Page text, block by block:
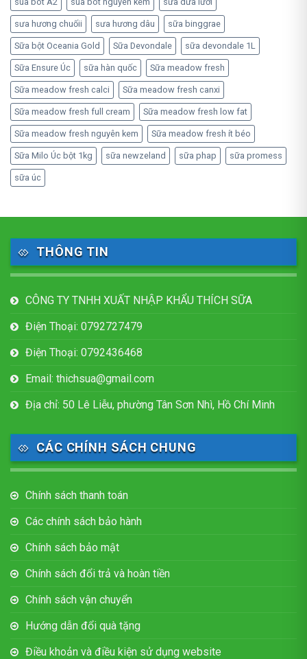
sưa hương chuốii sưa hương dâu sữa binggrae
Sữa bột Oceania Gold Sữa Devondale sữa devondale 1L
Sữa Ensure Úc sữa hàn quốc Sữa meadow fresh
Sữa meadow fresh calci Sữa meadow fresh canxi
Sữa meadow fresh full cream Sữa meadow fresh low fat
Sữa meadow fresh nguyên kem Sữa meadow fresh ít béo
Sữa Milo Úc bột 1kg sữa newzeland sữa phap sữa promess
sữa úc
THÔNG TIN
CÔNG TY TNHH XUẤT NHẬP KHẨU THÍCH SỮA
Điện Thoại: 0792727479
Điện Thoại: 0792436468
Email: thichsua@gmail.com
Địa chỉ: 50 Lê Liễu, phường Tân Sơn Nhì, Hồ Chí Minh
CÁC CHÍNH SÁCH CHUNG
Chính sách thanh toán
Các chính sách bảo hành
Chính sách bảo mật
Chính sách đổi trả và hoàn tiền
Chính sách vận chuyển
Hướng dẫn đổi quà tặng
Điều khoản và điều kiện sử dụng website